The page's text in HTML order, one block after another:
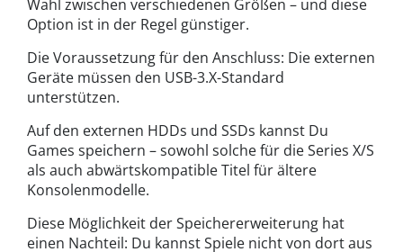
Wahl zwischen verschiedenen Größen – und diese
Option ist in der Regel günstiger.
Die Voraussetzung für den Anschluss: Die externen
Geräte müssen den USB-3.X-Standard
unterstützen.
Auf den externen HDDs und SSDs kannst Du
Games speichern – sowohl solche für die Series X/S
als auch abwärtskompatible Titel für ältere
Konsolenmodelle.
Diese Möglichkeit der Speichererweiterung hat
einen Nachteil: Du kannst Spiele nicht von dort aus